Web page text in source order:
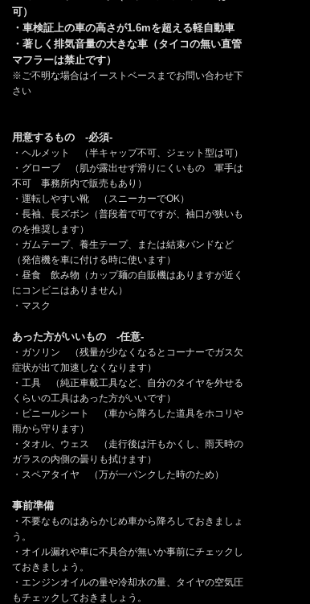
可）
・車検証上の車の高さが1.6mを超える軽自動車
・著しく排気音量の大きな車（タイコの無い直管
マフラーは禁止です）
※ご不明な場合はイーストベースまでお問い合わせ下
さい
用意するもの -必須-
・ヘルメット （半キャップ不可、ジェット型は可）
・グローブ （肌が露出せず滑りにくいもの 軍手は
不可 事務所内で販売もあり）
・運転しやすい靴 （スニーカーでOK）
・長袖、長ズボン（普段着で可ですが、袖口が狭いも
のを推奨します）
・ガムテープ、養生テープ、または結束バンドなど
（発信機を車に付ける時に使います）
・昼食 飲み物（カップ麺の自販機はありますが近く
にコンビニはありません）
・マスク
あった方がいいもの -任意-
・ガソリン （残量が少なくなるとコーナーでガス欠
症状が出て加速しなくなります）
・工具 （純正車載工具など、自分のタイヤを外せる
くらいの工具はあった方がいいです）
・ビニールシート （車から降ろした道具をホコリや
雨から守ります）
・タオル、ウェス （走行後は汗もかくし、雨天時の
ガラスの内側の曇りも拭けます）
・スペアタイヤ （万が一パンクした時のため）
事前準備
・不要なものはあらかじめ車から降ろしておきましょ
う。
・オイル漏れや車に不具合が無いか事前にチェックし
ておきましょう。
・エンジンオイルの量や冷却水の量、タイヤの空気圧
もチェックしておきましょう。